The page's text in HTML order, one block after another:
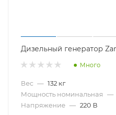
Дизельный
Много
Вес — 132 кг
Мощность номинальная —
Напряжение — 220 В